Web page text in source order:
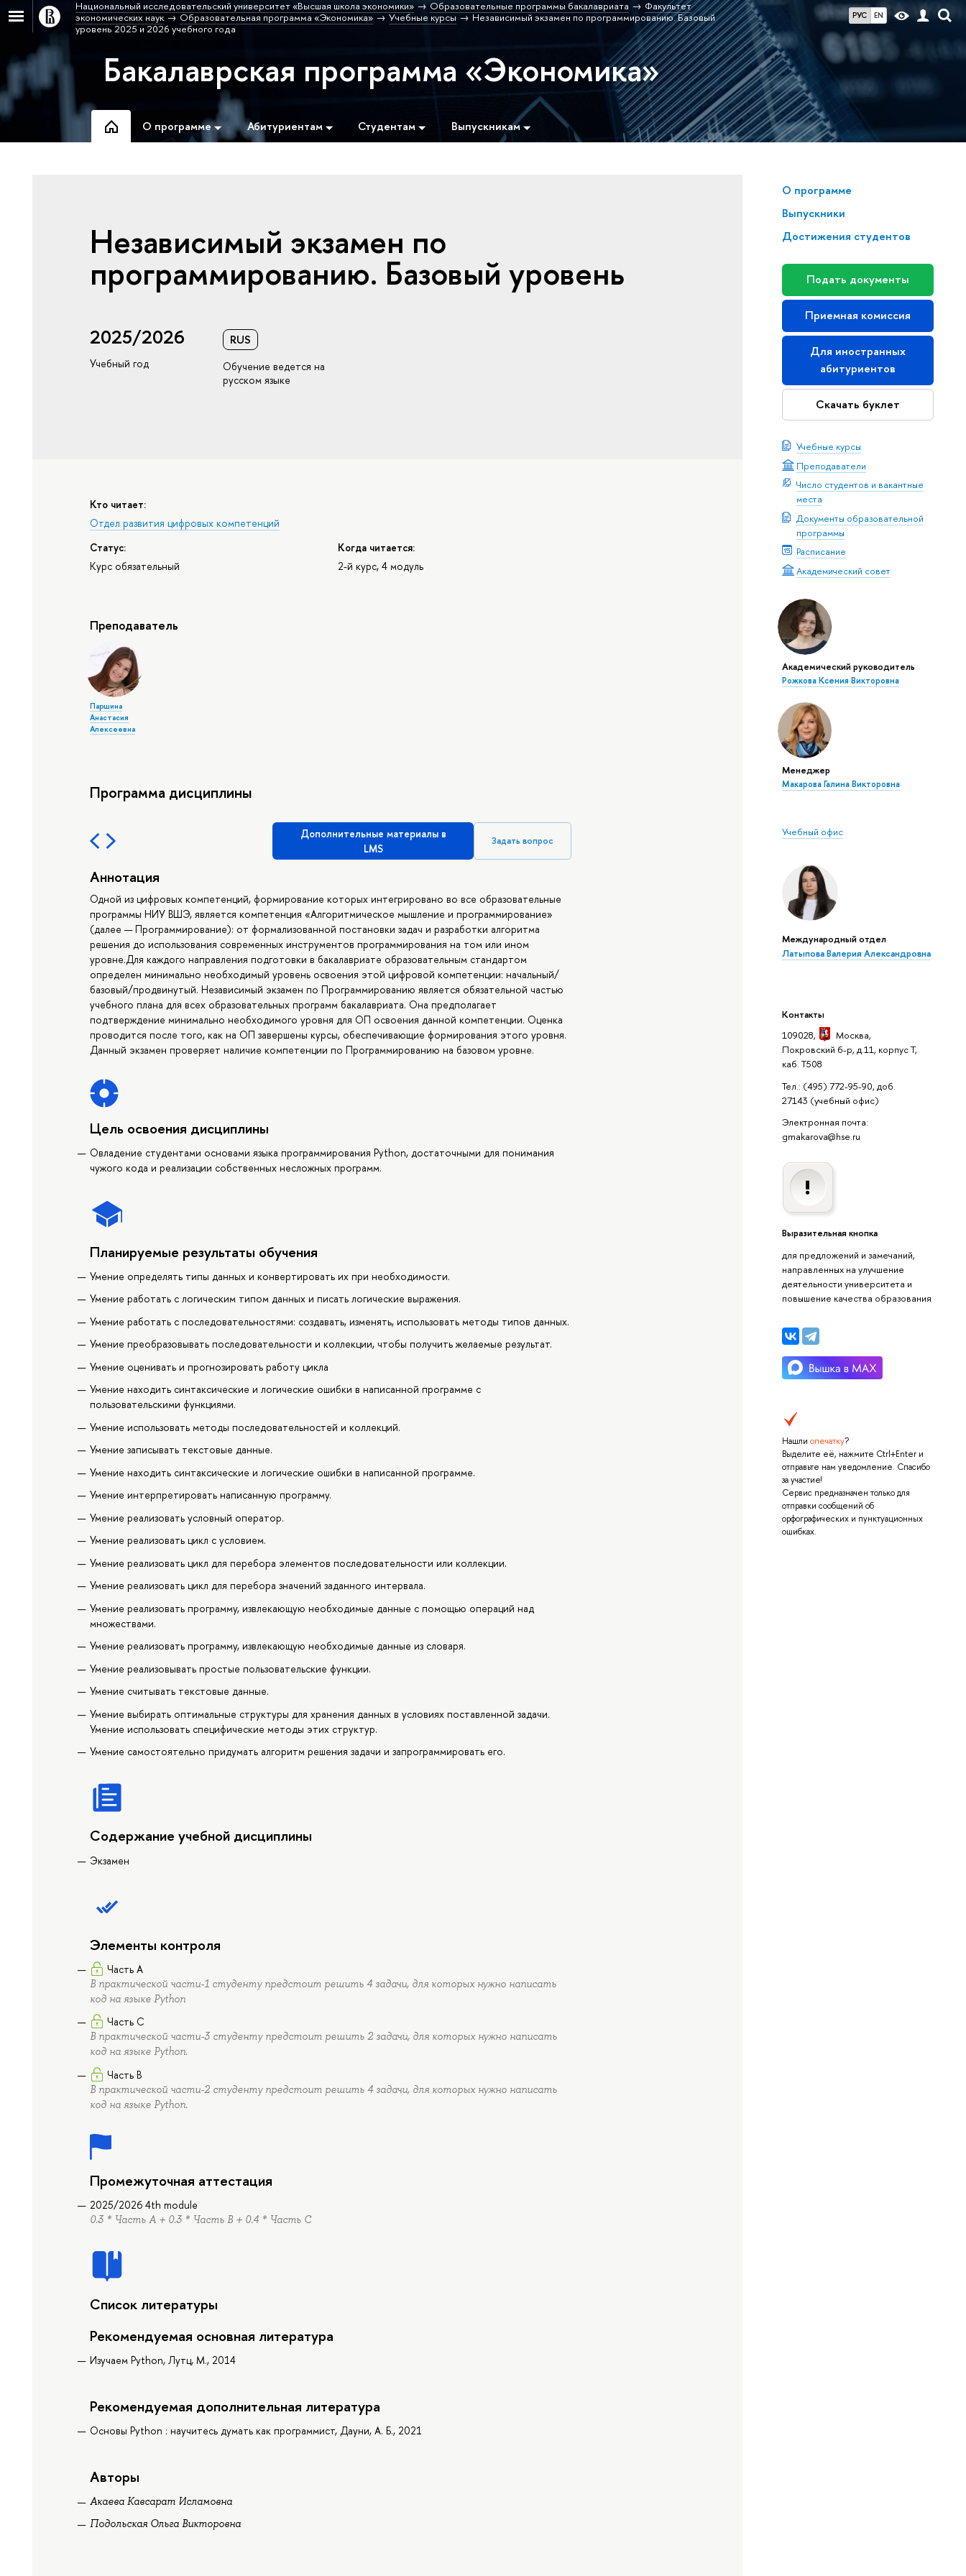
РУС EN
Национальный исследовательский университет «Высшая школа экономики» Образовательные программы бакалавриата
Факультет
экономических наук
Образовательная программа «Экономика» Учебные курсы
Независимый экзамен по программированию. Базовый
уровень 2025 и 2026 учебного года
Бакалаврская программа «Экономика»
О программе Абитуриентам Студентам Выпускникам
О программе
Выпускники
Достижения студентов
Подать документы
Приемная комиссия
Для иностранных
абитуриентов
Скачать буклет
Учебные курсы
Преподаватели
Число студентов и вакантные
места
Документы образовательной
программы
Расписание
Академический совет
Академический руководитель
Рожкова Ксения Викторовна
Менеджер
Макарова Галина Викторовна
Учебный офис
Международный отдел
Латыпова Валерия Александровна
Контакты
109028,
Москва,
Покровский б-р, д.11, корпус Т,
каб. Т508
Тел.: (495) 772-95-90, доб.
27143 (учебный офис)
Электронная почта:
gmakarova@hse.ru
Выразительная кнопка
для предложений и замечаний,
направленных на улучшение
деятельности университета и
повышение качества образования
Нашли опечатку?
Выделите её, нажмите Ctrl+Enter и
отправьте нам уведомление. Спасибо
за участие!
Сервис предназначен только для
отправки сообщений об
орфографических и пунктуационных
ошибках.
Независимый экзамен по
программированию. Базовый уровень
2025/2026
Учебный год
RUS
Обучение ведется на
русском языке
Кто читает:
Отдел развития цифровых компетенций
Статус:
Курс обязательный
Когда читается:
2-й курс, 4 модуль
Преподаватель
Паршина
Анастасия
Алексеевна
Программа дисциплины
Дополнительные материалы в
LMS
Задать вопрос
Аннотация
Одной из цифровых компетенций, формирование которых интегрировано во все образовательные
программы НИУ ВШЭ, является компетенция «Алгоритмическое мышление и программирование»
(далее — Программирование): от формализованной постановки задач и разработки алгоритма
решения до использования современных инструментов программирования на том или ином
уровне.Для каждого направления подготовки в бакалавриате образовательным стандартом
определен минимально необходимый уровень освоения этой цифровой компетенции: начальный/
базовый/продвинутый. Независимый экзамен по Программированию является обязательной частью
учебного плана для всех образовательных программ бакалавриата. Она предполагает
подтверждение минимально необходимого уровня для ОП освоения данной компетенции. Оценка
проводится после того, как на ОП завершены курсы, обеспечивающие формирования этого уровня.
Данный экзамен проверяет наличие компетенции по Программированию на базовом уровне.
Цель освоения дисциплины
Овладение студентами основами языка программирования Python, достаточными для понимания
чужого кода и реализации собственных несложных программ.
Планируемые результаты обучения
Умение определять типы данных и конвертировать их при необходимости.
Умение работать с логическим типом данных и писать логические выражения.
Умение работать с последовательностями: создавать, изменять, использовать методы типов данных.
Умение преобразовывать последовательности и коллекции, чтобы получить желаемые результат.
Умение оценивать и прогнозировать работу цикла
Умение находить синтаксические и логические ошибки в написанной программе с
пользовательскими функциями.
Умение использовать методы последовательностей и коллекций.
Умение записывать текстовые данные.
Умение находить синтаксические и логические ошибки в написанной программе.
Умение интерпретировать написанную программу.
Умение реализовать условный оператор.
Умение реализовать цикл с условием.
Умение реализовать цикл для перебора элементов последовательности или коллекции.
Умение реализовать цикл для перебора значений заданного интервала.
Умение реализовать программу, извлекающую необходимые данные с помощью операций над
множествами.
Умение реализовать программу, извлекающую необходимые данные из словаря.
Умение реализовывать простые пользовательские функции.
Умение считывать текстовые данные.
Умение выбирать оптимальные структуры для хранения данных в условиях поставленной задачи.
Умение использовать специфические методы этих структур.
Умение самостоятельно придумать алгоритм решения задачи и запрограммировать его.
Содержание учебной дисциплины
Экзамен
Элементы контроля
Часть А
В практической части-1 студенту предстоит решить 4 задачи, для которых нужно написать
код на языке Python
Часть C
В практической части-3 студенту предстоит решить 2 задачи, для которых нужно написать
код на языке Python.
Часть B
В практической части-2 студенту предстоит решить 4 задачи, для которых нужно написать
код на языке Python.
Промежуточная аттестация
2025/2026 4th module
0.3 * Часть А + 0.3 * Часть B + 0.4 * Часть C
Список литературы
Рекомендуемая основная литература
Изучаем Python, Лутц, М., 2014
Рекомендуемая дополнительная литература
Основы Python : научитесь думать как программист, Дауни, А. Б., 2021
Авторы
Акаева Кавсарат Исламовна
Подольская Ольга Викторовна